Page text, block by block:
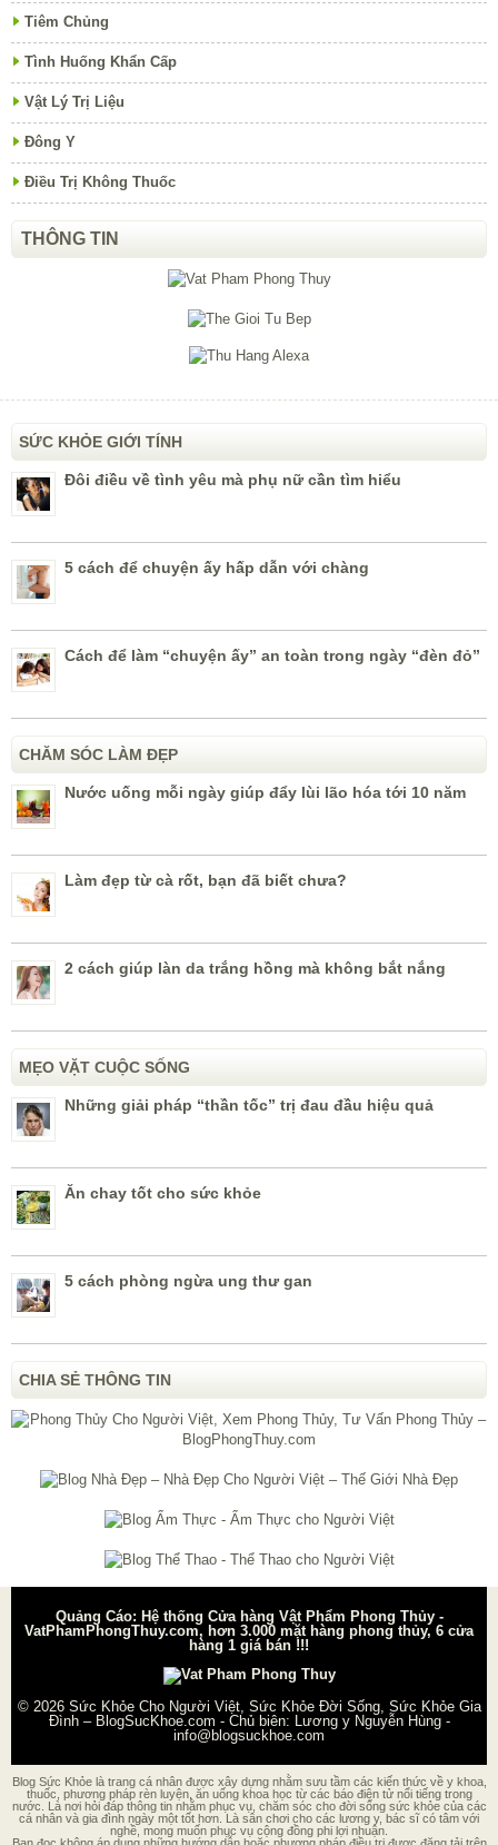
Tiêm Chủng
Tình Huống Khẩn Cấp
Vật Lý Trị Liệu
Đông Y
Điều Trị Không Thuốc
THÔNG TIN
SỨC KHỎE GIỚI TÍNH
Đôi điều về tình yêu mà phụ nữ cần tìm hiểu
5 cách để chuyện ấy hấp dẫn với chàng
Cách để làm “chuyện ấy” an toàn trong ngày “đèn đỏ”
CHĂM SÓC LÀM ĐẸP
Nước uống mỗi ngày giúp đẩy lùi lão hóa tới 10 năm
Làm đẹp từ cà rốt, bạn đã biết chưa?
2 cách giúp làn da trắng hồng mà không bắt nắng
MẸO VẶT CUỘC SỐNG
Những giải pháp “thần tốc” trị đau đầu hiệu quả
Ăn chay tốt cho sức khỏe
5 cách phòng ngừa ung thư gan
CHIA SẺ THÔNG TIN
Quảng Cáo: Hệ thống Cửa hàng Vật Phẩm Phong Thủy -
VatPhamPhongThuy.com, hơn 3.000 mặt hàng phong thủy, 6 cửa
hàng 1 giá bán !!!
© 2026 Sức Khỏe Cho Người Việt, Sức Khỏe Đời Sống, Sức Khỏe Gia
Đình – BlogSucKhoe.com - Chủ biên: Lương y Nguyễn Hùng-
info@blogsuckhoe.com
Blog Sức Khỏe là trang cá nhân được xây dựng nhằm sưu tầm các kiến thức về y khoa,
thuốc, phương pháp rèn luyện, ăn uống khoa học từ các báo điện tử nổi tiếng trong
nước. Là nơi hỏi đáp thông tin nhằm phục vụ, chăm sóc cho đời sống sức khỏe của các
cá nhân và gia đình ngày một tốt hơn. Là sân chơi cho các lương y, bác sĩ có tâm với
nghề, mong muốn phục vụ cộng đồng phi lợi nhuận.